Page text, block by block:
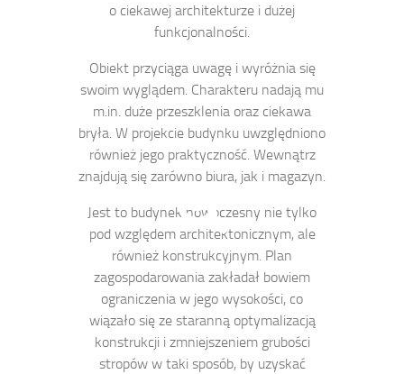
o ciekawej architekturze i dużej
funkcjonalności.
Obiekt przyciąga uwagę i wyróżnia się
swoim wyglądem. Charakteru nadają mu
m.in. duże przeszklenia oraz ciekawa
bryła. W projekcie budynku uwzględniono
również jego praktyczność. Wewnątrz
znajdują się zarówno biura, jak i magazyn.
Jest to budynek nowoczesny nie tylko
pod względem architektonicznym, ale
również konstrukcyjnym. Plan
zagospodarowania zakładał bowiem
ograniczenia w jego wysokości, co
wiązało się ze staranną optymalizacją
konstrukcji i zmniejszeniem grubości
stropów w taki sposób, by uzyskać